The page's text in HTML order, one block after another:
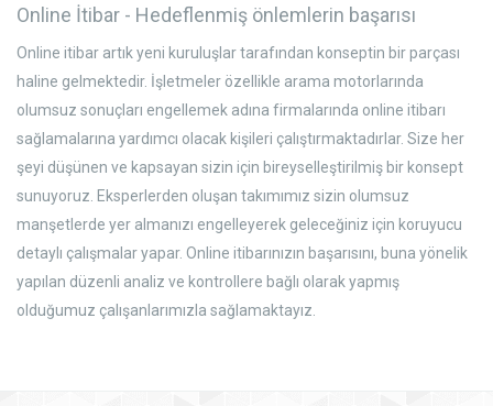
Online İtibar - Hedeflenmiş önlemlerin başarısı
Online itibar artık yeni kuruluşlar tarafından konseptin bir parçası
haline gelmektedir. İşletmeler özellikle arama motorlarında
olumsuz sonuçları engellemek adına firmalarında online itibarı
sağlamalarına yardımcı olacak kişileri çalıştırmaktadırlar. Size her
şeyi düşünen ve kapsayan sizin için bireyselleştirilmiş bir konsept
sunuyoruz. Eksperlerden oluşan takımımız sizin olumsuz
manşetlerde yer almanızı engelleyerek geleceğiniz için koruyucu
detaylı çalışmalar yapar. Online itibarınızın başarısını, buna yönelik
yapılan düzenli analiz ve kontrollere bağlı olarak yapmış
olduğumuz çalışanlarımızla sağlamaktayız.